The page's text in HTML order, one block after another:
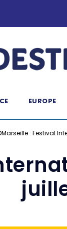
EUROPE
: Festival